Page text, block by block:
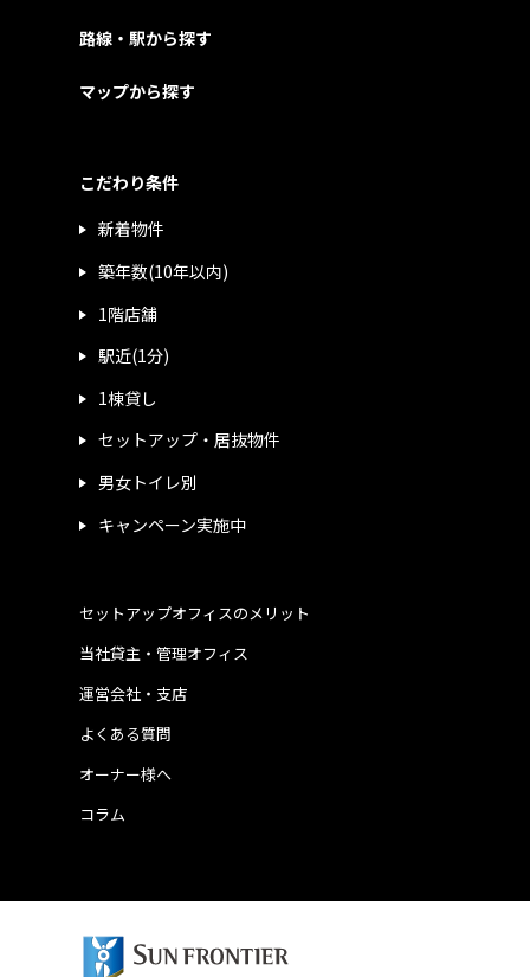
路線・駅から探す
マップから探す
こだわり条件
新着物件
築年数(10年以内)
1階店舗
駅近(1分)
1棟貸し
セットアップ・居抜物件
男女トイレ別
キャンペーン実施中
運営会社・支店
よくある質問
当社貸主・管理オフィス
オーナー様へ
コラム
セットアップオフィスのメリット